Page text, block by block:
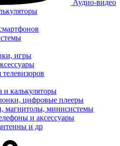
Аудио-видео
игры
и калькуляторы
цифровые плееры
магнитолы, минисистемы
и аксессуары
и др